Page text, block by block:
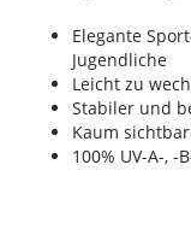
Elegante
Jugendliche
Leicht zu
Stabiler und
Kaum
100% UV-A-, -